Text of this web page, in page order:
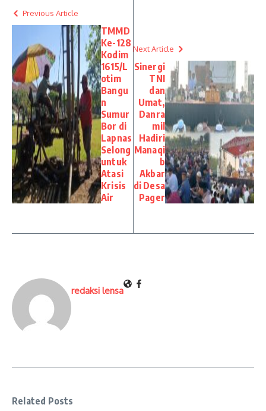
Previous Article
TMMD
Ke-128
Kodim
1615/L
otim
Bangu
n
Sumur
Bor di
Lapnas
Selong
untuk
Atasi
Krisis
Air
Next Article
Sinergi
TNI
dan
Umat,
Danra
mil
Hadiri
Manaqi
b
Akbar
di Desa
Pager
redaksi lensa
Related Posts